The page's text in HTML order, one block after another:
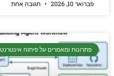
פברואר 10, 2026 תגובה אחת
פתרונות ומאמרים על פיתוח אינטרנט